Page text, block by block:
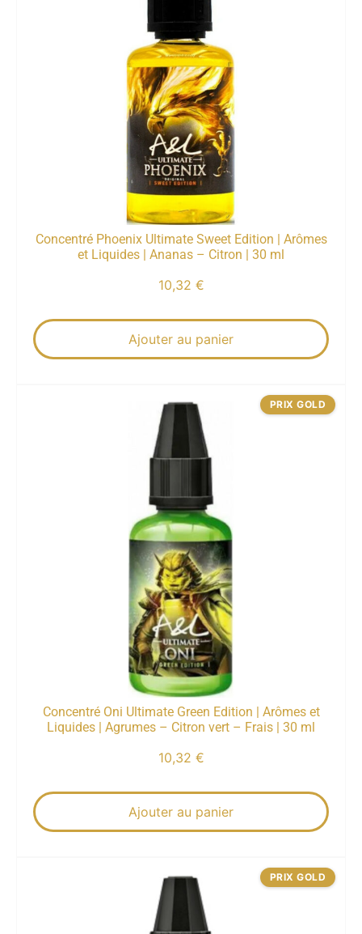
Concentré Phoenix Ultimate Sweet Edition | Arômes
et Liquides | Ananas – Citron | 30 ml
10,32 €
Ajouter au panier
Concentré Oni Ultimate Green Edition | Arômes et
Liquides | Agrumes – Citron vert – Frais | 30 ml
10,32 €
Ajouter au panier
PRIX GOLD
PRIX GOLD